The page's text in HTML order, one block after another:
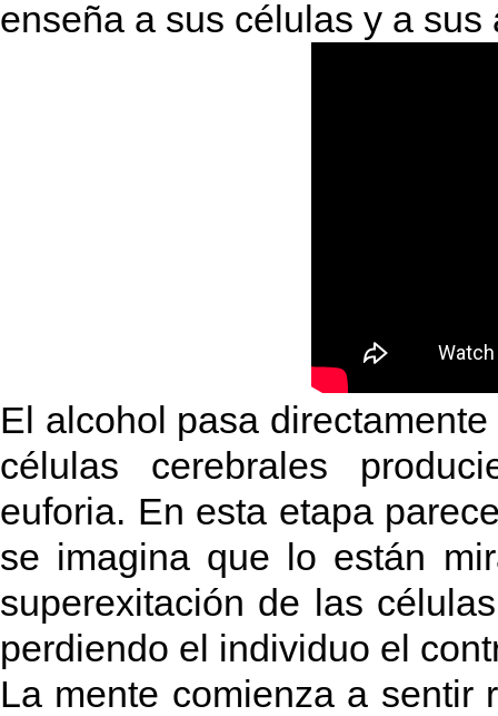
enseña a sus células y a
El alcohol pasa
células cerebrales
euforia. En esta etapa
se imagina que lo están
superexitación de las
perdiendo el individuo el
La mente comienza a sentir